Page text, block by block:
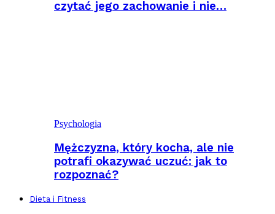
czytać jego zachowanie i nie…
Psychologia
Mężczyzna, który kocha, ale nie
potrafi okazywać uczuć: jak to
rozpoznać?
Dieta i Fitness